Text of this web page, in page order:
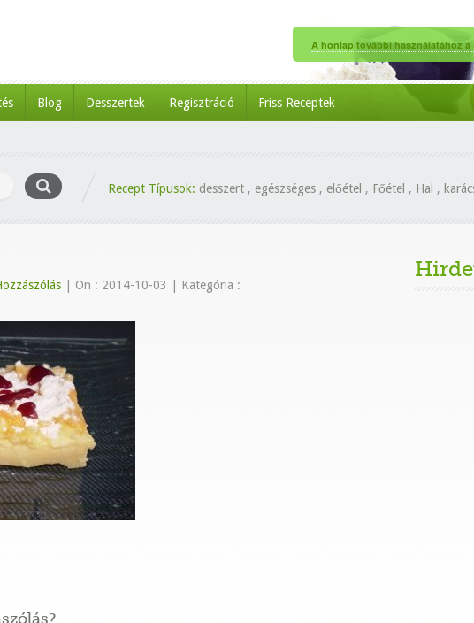
Blog Desszertek Regisztráció Friss Receptek
Recept Típusok: desszert , egészséges , előétel , Főétel , Hal ,
On : 2014-10-03 Kategória :
A honlap további használatához